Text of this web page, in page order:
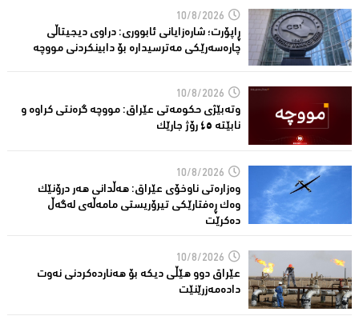
10/8/2026
ڕاپۆرت؛ شاره‌زایانی ئابووری: دراوی دیجیتاڵی
چاره‌سه‌رێكی مه‌ترسیداره‌ بۆ دابینكردنی مووچه‌
10/8/2026
وتەبێژی حکومەتی عێراق: مووچە گرەنتی کراوە و
نابێتە ٤٥ رۆژ جارێک
10/8/2026
وەزارەتی ناوخۆی عێراق: هەڵدانی هەر درۆنێک
وەک ڕەفتارێکی تیرۆریستی مامەڵەی لەگەڵ
دەکرێت
10/8/2026
عێراق دوو هێڵى دیکە بۆ هەناردەکردنی نەوت
دادەمەزرێنێت